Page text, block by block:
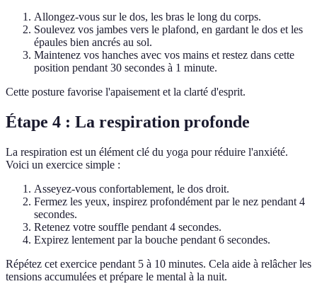
Allongez-vous sur le dos, les bras le long du corps.
Soulevez vos jambes vers le plafond, en gardant le dos et les
épaules bien ancrés au sol.
Maintenez vos hanches avec vos mains et restez dans cette
position pendant 30 secondes à 1 minute.
Cette posture favorise l'apaisement et la clarté d'esprit.
Étape 4 : La respiration profonde
La respiration est un élément clé du yoga pour réduire l'anxiété.
Voici un exercice simple :
Asseyez-vous confortablement, le dos droit.
Fermez les yeux, inspirez profondément par le nez pendant 4
secondes.
Retenez votre souffle pendant 4 secondes.
Expirez lentement par la bouche pendant 6 secondes.
Répétez cet exercice pendant 5 à 10 minutes. Cela aide à relâcher les
tensions accumulées et prépare le mental à la nuit.